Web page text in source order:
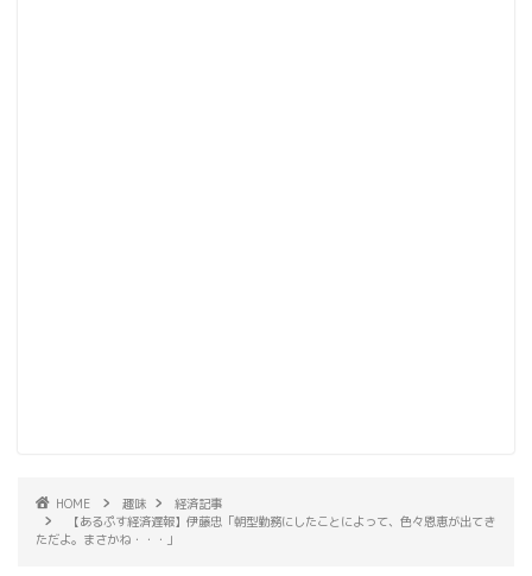
HOME 趣味
経済記事
【あるぷす経済遅報】伊藤忠「朝型勤務にしたことによって、色々恩恵が出てき
ただよ。まさかね・・・」